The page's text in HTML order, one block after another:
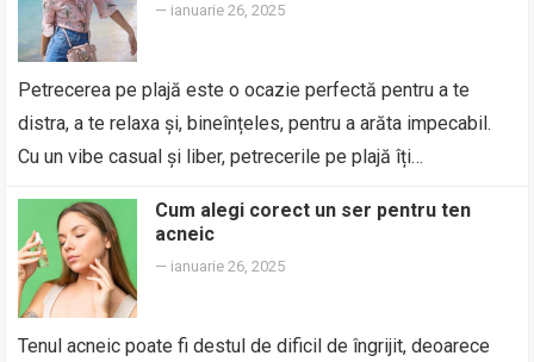
— ianuarie 26, 2025
Petrecerea pe plajă este o ocazie perfectă pentru a te
distra, a te relaxa și, bineînțeles, pentru a arăta impecabil.
Cu un vibe casual și liber, petrecerile pe plajă îți…
Cum alegi corect un ser pentru ten
acneic
— ianuarie 26, 2025
Tenul acneic poate fi destul de dificil de îngrijit, deoarece